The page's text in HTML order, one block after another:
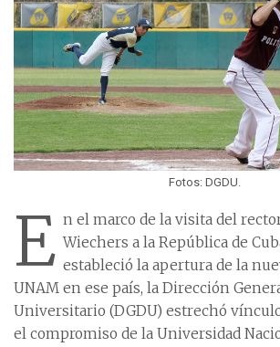
Fotos: DGDU.
E n el marco de la visita del
Wiechers a la República de
estableció la apertura de la
UNAM en ese país, la Dirección
Universitario (DGDU) estrechó
el compromiso de la Universidad